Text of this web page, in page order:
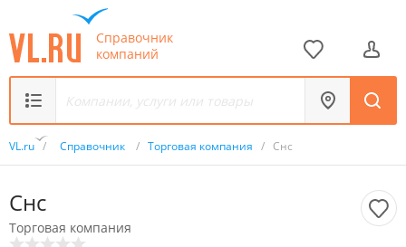
Справочник
компаний
VL.ru / Справочник / Торговая компания / Снс
Снс
Торговая компания